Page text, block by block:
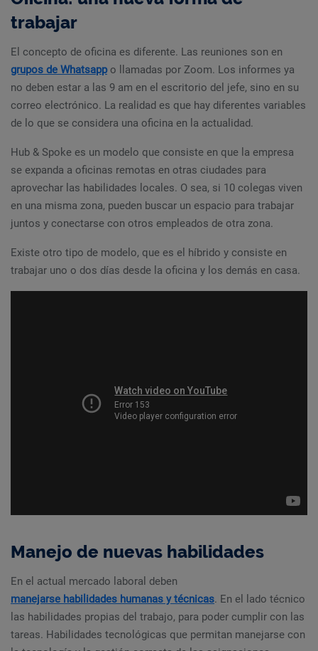
trabajar
El concepto de oficina es diferente. Las reuniones son en
grupos de Whatsappo llamadas por Zoom. Los informes ya
no deben estar a las 9 am en el escritorio del jefe, sino en su
correo electrónico. La realidad es que hay diferentes variables
de lo que se considera una oficina en la actualidad.
Hub & Spoke es un modelo que consiste en que la empresa
se expanda a oficinas remotas en otras ciudades para
aprovechar las habilidades locales. O sea, si 10 colegas viven
en una misma zona, pueden buscar un espacio para trabajar
juntos y conectarse con otros empleados de otra zona.
Existe otro tipo de modelo, que es el híbrido y consiste en
trabajar uno o dos días desde la oficina y los demás en casa.
Manejo de nuevas habilidades
En el actual mercado laboral deben
manejarse habilidades humanas y técnicas. En el lado técnico
las habilidades propias del trabajo, para poder cumplir con las
tareas. Habilidades tecnológicas que permitan manejarse con